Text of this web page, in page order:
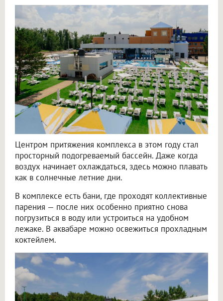
Центром притяжения комплекса в этом году стал
просторный подогреваемый бассейн. Даже когда
воздух начинает охлаждаться, здесь можно плавать
как в солнечные летние дни.
В комплексе есть бани, где проходят коллективные
парения — после них особенно приятно снова
погрузиться в воду или устроиться на удобном
лежаке. В аквабаре можно освежиться прохладным
коктейлем.